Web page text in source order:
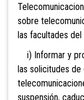
sobre
las facultades
i) Informar y
las solicitudes
suspensión,